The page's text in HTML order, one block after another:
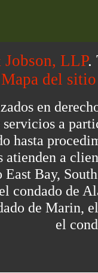
LLP.
Mapa del sitio
en
servicios a
hasta
atienden a
Bay,
condado de
de Marin,
el